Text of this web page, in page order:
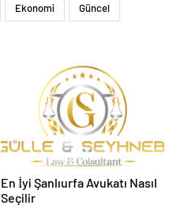
Ekonomi Güncel
En İyi Şanlıurfa Avukatı Nasıl
Seçilir